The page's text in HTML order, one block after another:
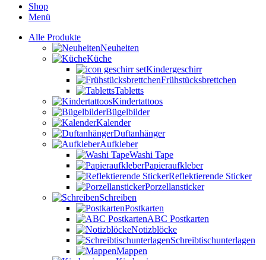
Shop
Menü
Alle Produkte
Neuheiten
Küche
Kindergeschirr
Frühstücksbrettchen
Tabletts
Kindertattoos
Bügelbilder
Kalender
Duftanhänger
Aufkleber
Washi Tape
Papieraufkleber
Reflektierende Sticker
Porzellansticker
Schreiben
Postkarten
ABC Postkarten
Notizblöcke
Schreibtischunterlagen
Mappen